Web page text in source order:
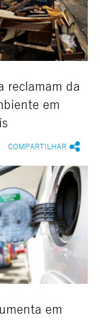
reclamam da
em
COMPARTILHAR
em